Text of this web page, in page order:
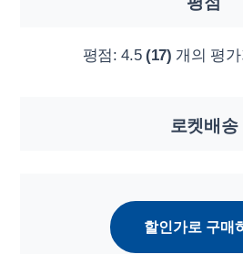
평점:4.5 (17) 개의 평
로켓배송
할인가로 구매